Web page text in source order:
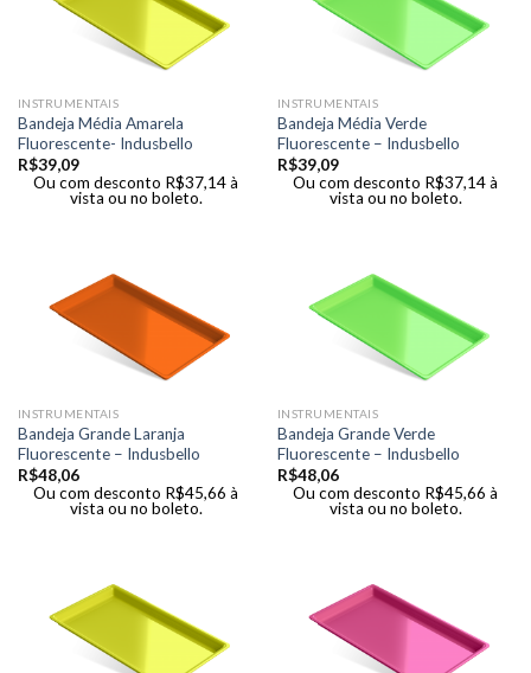
INSTRUMENTAIS
Bandeja Média Amarela
Fluorescente- Indusbello
R$39,09
Ou com desconto R$37,14à
vista ou no boleto.
INSTRUMENTAIS
Bandeja Média Verde
Fluorescente – Indusbello
R$39,09
Ou com desconto R$37,14à
vista ou no boleto.
INSTRUMENTAIS
Bandeja Grande Laranja
Fluorescente – Indusbello
R$48,06
Ou com desconto R$45,66 à
vista ou no boleto.
INSTRUMENTAIS
Bandeja Grande Verde
Fluorescente – Indusbello
R$48,06
Ou com desconto R$45,66 à
vista ou no boleto.